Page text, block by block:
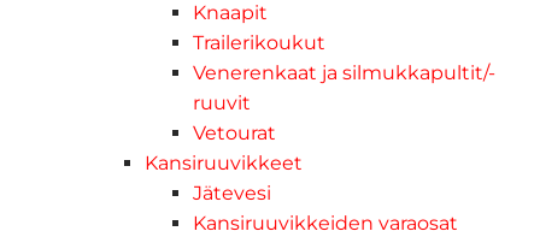
Knaapit
Trailerikoukut
Venerenkaat ja silmukkapultit/-
ruuvit
Vetourat
Kansiruuvikkeet
Jätevesi
Kansiruuvikkeiden varaosat